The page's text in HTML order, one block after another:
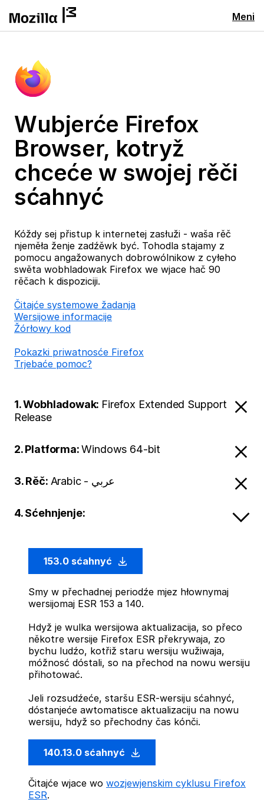
Meni
Wubjerće Firefox
Browser, kotryž
chceće w swojej rěči
sćahnyć
Kóždy sej přistup k internetej zasłuži - waša rěč
njeměła ženje zadźěwk być. Tohodla stajamy z
pomocu angažowanych dobrowólnikow z cyłeho
swěta wobhladowak Firefox we wjace hač 90
rěčach k dispoziciji.
Čitajće systemowe žadanja
Wersijowe informacije
Žórłowy kod
Pokazki priwatnosće Firefox
Trjebaće pomoc?
1. Wobhladowak: Firefox Extended Support
Release
2. Platforma:Windows 64-bit
3. Rěč: Arabic - عربي
4. Sćehnjenje:
153.0 sćahnyć
Smy w přechadnej periodźe mjez hłownymaj
wersijomaj ESR 153 a 140.
Hdyž je wulka wersijowa aktualizacija, so přeco
někotre wersije Firefox ESR překrywaja, zo
bychu ludźo, kotřiž staru wersiju wužiwaja,
móžnosć dóstali, so na přechod na nowu wersiju
přihotować.
Jeli rozsudźeće, staršu ESR-wersiju sćahnyć,
dóstanjeće awtomatisce aktualizaciju na nowu
wersiju, hdyž so přechodny čas kónči.
140.13.0 sćahnyć
Čitajće wjace wo wozjewjenskim cyklusu Firefox
ESR.